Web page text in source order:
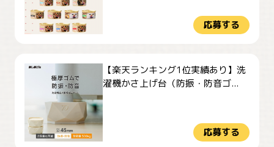
応募する
【楽天ランキング1位実績あり】洗
濯機かさ上げ台（防振・防音ゴ...
応募する